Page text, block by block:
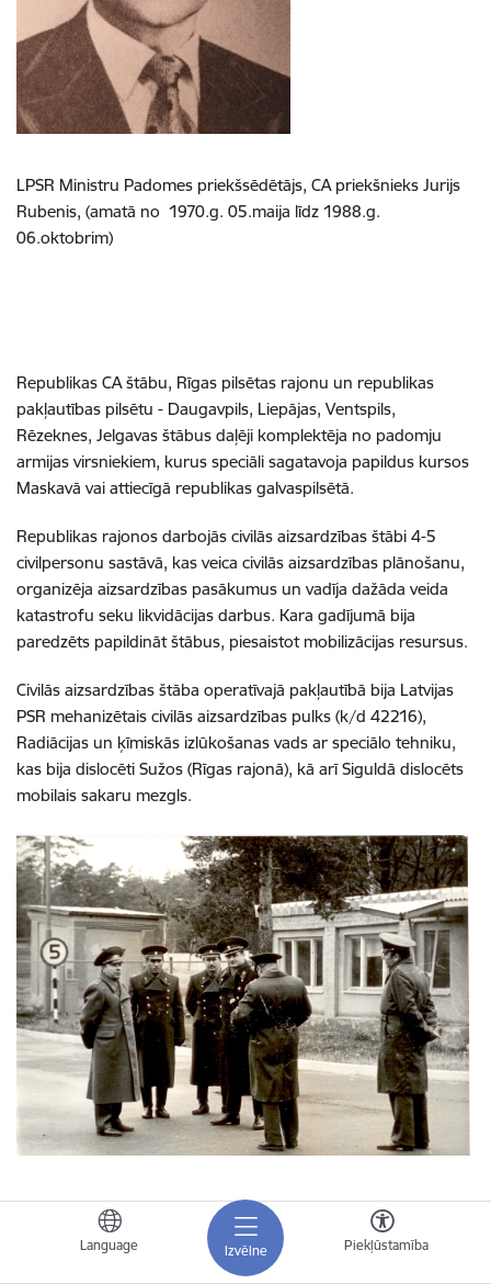
Izvēlne
Language Piekļūstamība
LPSR Ministru Padomes priekšsēdētājs, CA priekšnieks Jurijs
Rubenis, (amatā no 1970.g. 05.maija līdz 1988.g.
06.oktobrim)
Republikas CA štābu, Rīgas pilsētas rajonu un republikas
pakļautības pilsētu - Daugavpils, Liepājas, Ventspils,
Rēzeknes, Jelgavas štābus daļēji komplektēja no padomju
armijas virsniekiem, kurus speciāli sagatavoja papildus kursos
Maskavā vai attiecīgā republikas galvaspilsētā.
Republikas rajonos darbojās civilās aizsardzības štābi 4-5
civilpersonu sastāvā, kas veica civilās aizsardzības plānošanu,
organizēja aizsardzības pasākumus un vadīja dažāda veida
katastrofu seku likvidācijas darbus. Kara gadījumā bija
paredzēts papildināt štābus, piesaistot mobilizācijas resursus.
Civilās aizsardzības štāba operatīvajā pakļautībā bija Latvijas
PSR mehanizētais civilās aizsardzības pulks (k/d 42216),
Radiācijas un ķīmiskās izlūkošanas vads ar speciālo tehniku,
kas bija dislocēti Sužos (Rīgas rajonā), kā arī Siguldā dislocēts
mobilais sakaru mezgls.
Komandējošais sastāvs Latvijas PSR civilās aizsardzības
mehanizētā pulka (k/d Nr.42216) teritorijā,
Sužos, Rīgas
rajons, 1986.gads (LUM 9348)